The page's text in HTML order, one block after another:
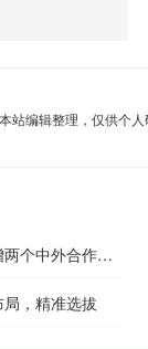
站编辑整理，仅供个
个中外合作办
，精准选拔